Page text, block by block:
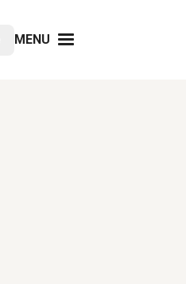
MENU